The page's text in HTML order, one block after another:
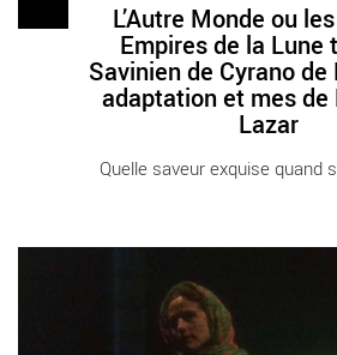
L’Autre Monde ou
Empires de la Lune
Savinien de Cyrano
adaptation et mes de
Lazar
Quelle saveur exquise quand
Data Mossoul de Joséphine Serre -
Théâtre de la Colline